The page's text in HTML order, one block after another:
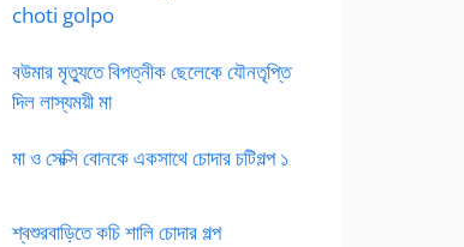
choti golpo
বউমার মৃত্যুতে বিপত্নীক ছেলেকে যৌনতৃপ্তি
দিল লাস্যময়ী মা
মা ও সেক্সি বোনকে একসাথে চোদার চটিগল্প ১
শ্বশুরবাড়িতে কচি শালি চোদার গল্প